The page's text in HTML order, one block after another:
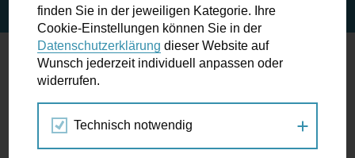
Newsletter abonnieren
Wunschbox
der Ampel ...
TAGESAUSFLUG KAHLENBERGRUNDE
17.
SEP
2019
finden Sie in der jeweiligen Kategorie. Ihre
Cookie-Einstellungen können Sie in der
Datenschutzerklärung dieser Website auf
Wunsch jederzeit individuell anpassen oder
widerrufen.
Technisch notwendig